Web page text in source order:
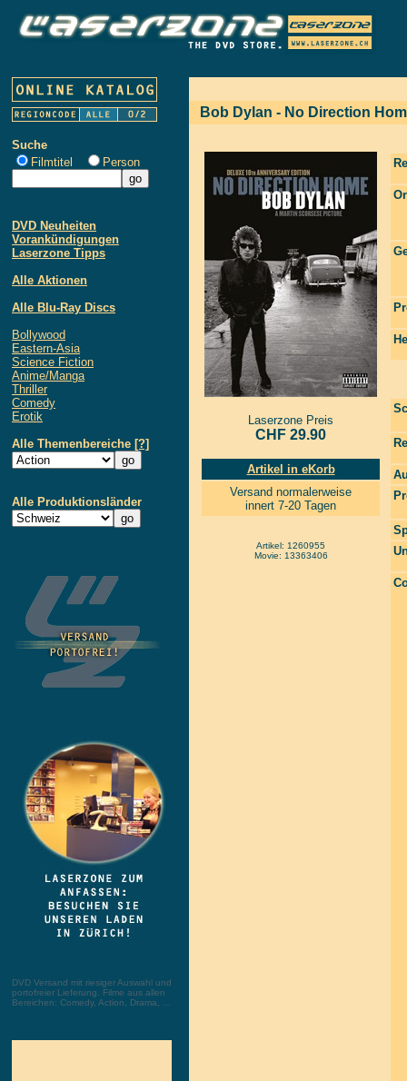
Suche
Filmtitel
Person
DVD Neuheiten
Vorankündigungen
Laserzone Tipps
Alle Aktionen
Alle Blu-Ray Discs
Bollywood
Eastern-Asia
Science Fiction
Anime/Manga
Thriller
Comedy
Erotik
Alle Themenbereiche [?]
Alle Produktionsländer
DVD Versand mit riesiger Auswahl und
portofreier Lieferung. Filme aus allen
Bereichen: Comedy, Action, Drama, ...
Bob Dylan - No Direction
Laserzone Preis
CHF 29.90
Artikel in eKorb
Versand normalerweise
innert 7-20 Tagen
Artikel: 1260955
Movie: 13363406